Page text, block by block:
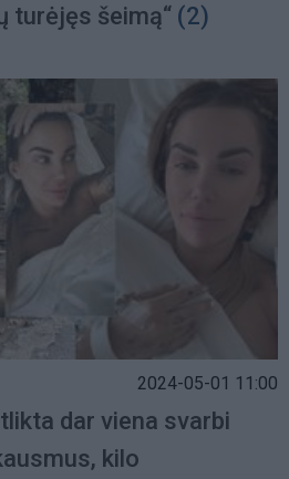
turėjęs šeimą“ (2)
2024-05-01 11:00
dar viena svarbi
kilo